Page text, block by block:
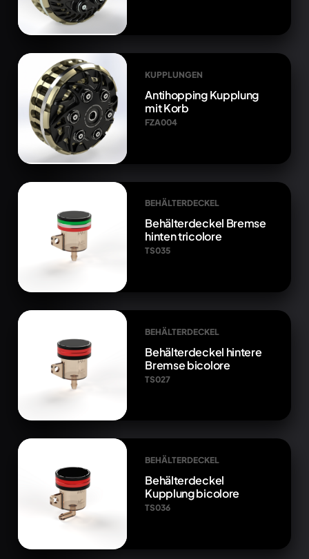
KUPPLUNGEN
Antihopping Kupplung
mit Korb
FZA004
BEHÄLTERDECKEL
Behälterdeckel Bremse
hinten tricolore
TS035
BEHÄLTERDECKEL
Behälterdeckel hintere
Bremse bicolore
TS027
BEHÄLTERDECKEL
Behälterdeckel
Kupplung bicolore
TS036